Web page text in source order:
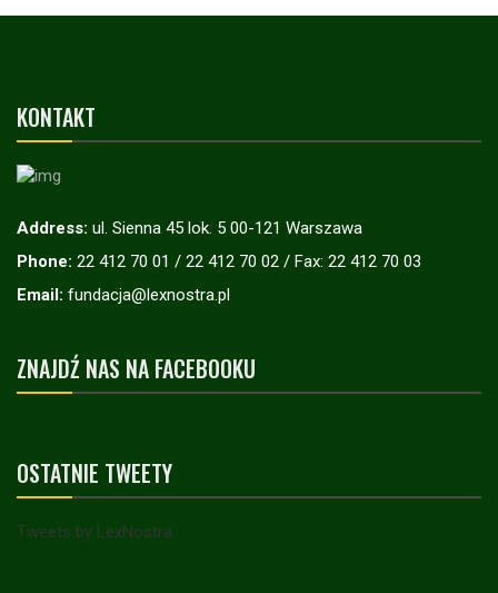
KONTAKT
Address: ul. Sienna 45 lok. 5 00-121 Warszawa
Phone: 22 412 70 01 / 22 412 70 02 / Fax: 22 412 70 03
Email: fundacja@lexnostra.pl
ZNAJDŹ NAS NA FACEBOOKU
OSTATNIE TWEETY
Tweets by LexNostra